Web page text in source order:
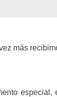
más
especial,